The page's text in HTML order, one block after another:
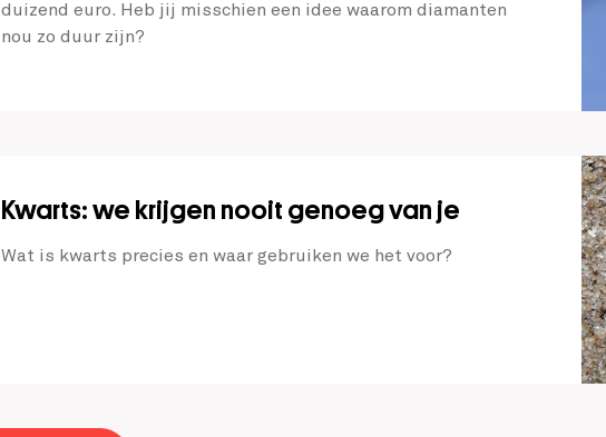
duizend euro. Heb jij misschien een idee waarom diamanten
nou zo duur zijn?
Kwarts: we krijgen nooit genoeg van je
Wat is kwarts precies en waar gebruiken we het voor?